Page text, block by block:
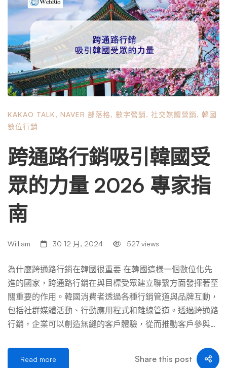
Naver 和 Kakao 分析 Naver 和 Kakao 不只是平台；更是平
台。它們是生態系統。 Naver Analytics 提供有關 Naver 部
落格、咖啡館和購物上的用戶行為的詳細見解。另一方面，
Kakao Analytics 提供 KakaoTalk 商業頻道和廣告活動中用戶
參與度的指標。 平台 關鍵指標 使用案例 Naver 點擊率、搜
尋查詢效能、使用者人口統計 優化部落格內容與廣告展示
位置 Kakao 參與率、訊息開啟率、轉換跟踪 完善目標和個
廣告定位並更有效地追蹤轉換。 社群媒體分析 Instagram、
TikTok 和 KakaoTalk 等社群媒體平台也提供了大量數據。例
故事視圖。 TikTok …
KAKAO TALK, NAVER 部落格, 數字營銷, 社交媒體營銷, 韓國
數位行銷
跨通路行銷吸引韓國受
眾的力量 2026 專家指
南
William 30 12 月, 2024 527 views
為什麼跨通路行銷在韓國很重要 在韓國這樣一個數位化先
進的國家，跨通路行銷在與目標受眾建立聯繫方面發揮著至
關重要的作用。韓國消費者透過各種行銷管道與品牌互動，
包括社群媒體活動、行動應用程式和離線管道。透過跨通路
行銷，企業可以創造無縫的客戶體驗，從而推動客戶參與並
保其行銷工作在不同管道上保持一致且具有影響力。無論是
將社群媒體互動與直效郵件活動結合，或是將付費廣告與線
Read more Share this post